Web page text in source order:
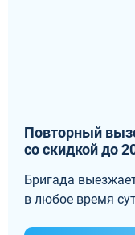
Повторный
со скидкой до
Бригада
в любое время